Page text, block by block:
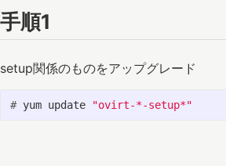
手順1
setup関係のものをアップグレード
# yum update "ovirt-*-setup*"